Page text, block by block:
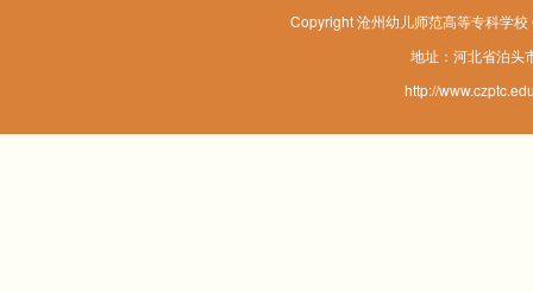
Copyright 沧州幼儿师范高等专科学
地址：河北省泊
http://